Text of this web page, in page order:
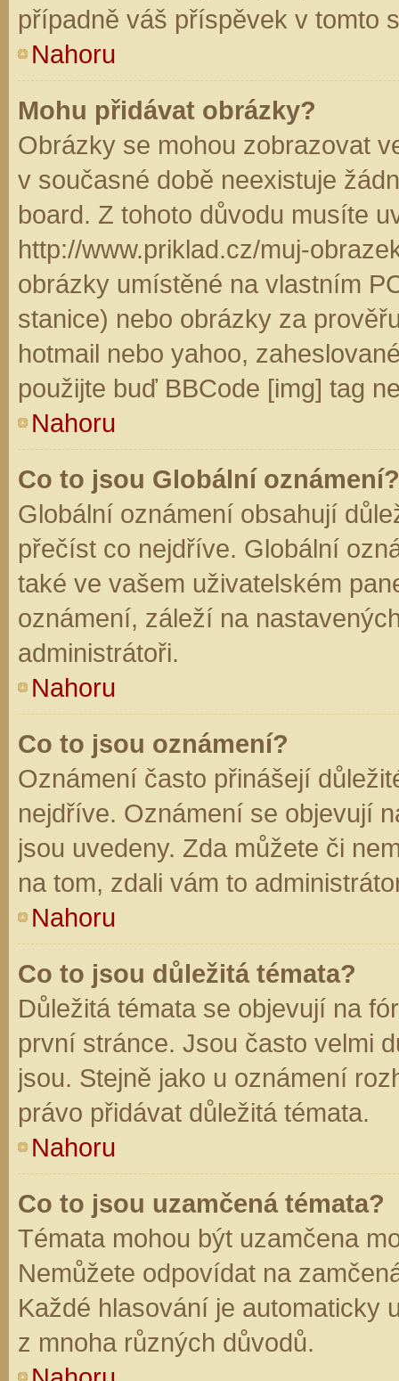
případně váš příspěvek v tomto
Nahoru
Mohu přidávat obrázky?
Obrázky se mohou zobrazovat
v současné době neexistuje
board. Z tohoto důvodu musíte
http://www.priklad.cz/muj-
obrázky umístěné na vlastním
stanice) nebo obrázky za
hotmail nebo yahoo,
použijte buď BBCode [img] tag
Nahoru
Co to jsou Globální oznámení?
Globální oznámení obsahují
přečíst co nejdříve. Globální
také ve vašem uživatelském
oznámení, záleží na
administrátoři.
Nahoru
Co to jsou oznámení?
Oznámení často přinášejí
nejdříve. Oznámení se objevují
jsou uvedeny. Zda můžete či
na tom, zdali vám to
Nahoru
Co to jsou důležitá témata?
Důležitá témata se objevují na
první stránce. Jsou často velmi
jsou. Stejně jako u oznámení
právo přidávat důležitá témata.
Nahoru
Co to jsou uzamčená témata?
Témata mohou být uzamčena
Nemůžete odpovídat na
Každé hlasování je automaticky
z mnoha různých důvodů.